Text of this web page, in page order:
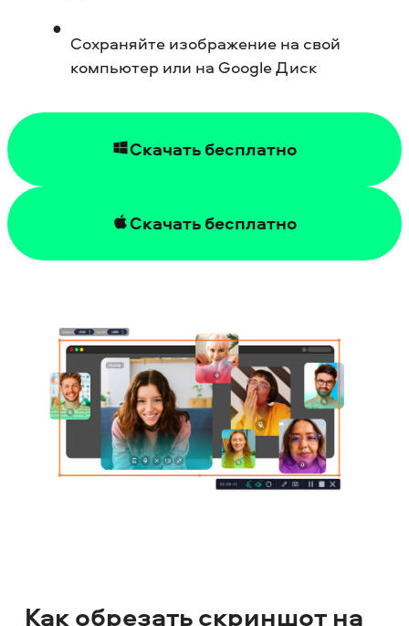
Сохраняйте изображение на свой
компьютер или на Google Диск
Скачать бесплатно
Скачать бесплатно
Как обрезать скриншот на